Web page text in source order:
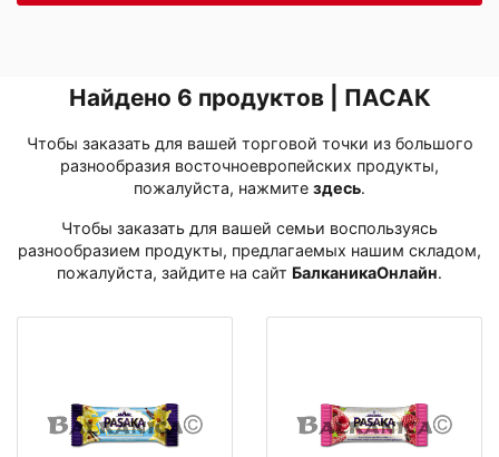
Найдено 6 продуктов | ПАСАК
Чтобы заказать для вашей торговой точки из большого
разнообразия восточноевропейских продукты,
пожалуйста, нажмите здесь․
Чтобы заказать для вашей семьи воспользуясь
разнообразием продукты, предлагаемых нашим складом,
пожалуйста, зайдите на сайт БалканикаОнлайн․